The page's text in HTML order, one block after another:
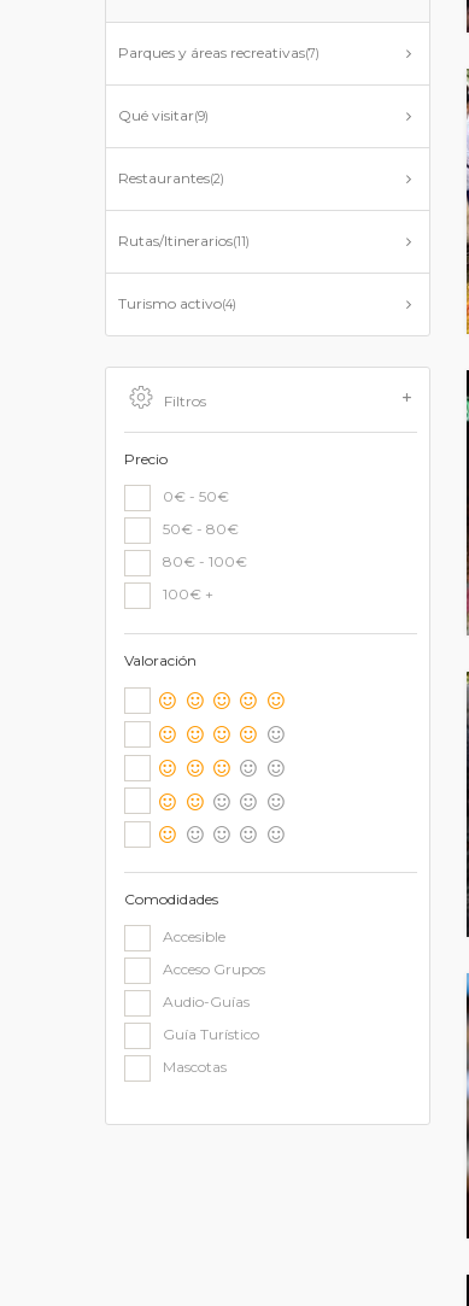
Parques y áreas recreativas(7)
Qué visitar(9)
Restaurantes(2)
Rutas/Itinerarios(11)
Turismo activo(4)
Filtros
Precio
0€ - 50€
50€ - 80€
80€ - 100€
100€ +
Valoración
Comodidades
Accesible
Acceso Grupos
Audio-Guías
Guía Turístico
Mascotas